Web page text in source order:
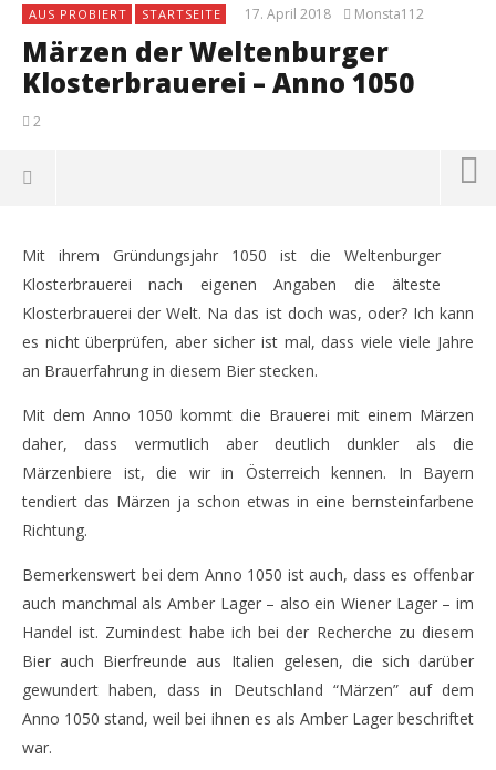
AUS PROBIERT STARTSEITE 17. April 2018 Monsta112
Märzen der Weltenburger
Klosterbrauerei – Anno 1050
2
NOW VIEWING
Märzen der Weltenburger Klosterbrauerei – Anno
1050
17.
2018
Monsta112
17.
Mit ihrem Gründungsjahr 1050 ist die Weltenburger
Klosterbrauerei nach eigenen Angaben die älteste
Klosterbrauerei der Welt. Na das ist doch was, oder? Ich kann
es nicht überprüfen, aber sicher ist mal, dass viele viele Jahre
an Brauerfahrung in diesem Bier stecken.
Mit dem Anno 1050 kommt die Brauerei mit einem Märzen
daher, dass vermutlich aber deutlich dunkler als die
Märzenbiere ist, die wir in Österreich kennen. In Bayern
tendiert das Märzen ja schon etwas in eine bernsteinfarbene
Richtung.
Bemerkenswert bei dem Anno 1050 ist auch, dass es offenbar
auch manchmal als Amber Lager – also ein Wiener Lager – im
Handel ist. Zumindest habe ich bei der Recherche zu diesem
Bier auch Bierfreunde aus Italien gelesen, die sich darüber
gewundert haben, dass in Deutschland “Märzen” auf dem
Anno 1050 stand, weil bei ihnen es als Amber Lager beschriftet
war.